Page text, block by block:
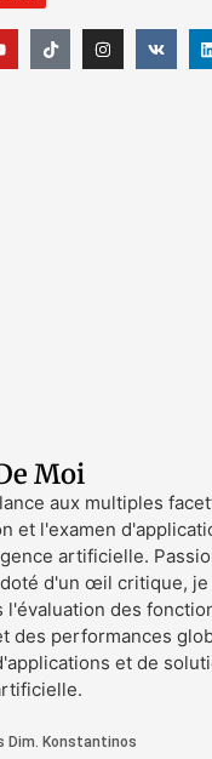
Moi
aux multiples
et l'examen
artificielle.
d'un œil critique, je
l'évaluation des
des performances
et de